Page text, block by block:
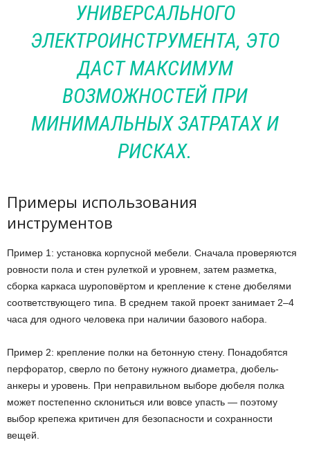
УНИВЕРСАЛЬНОГО
ЭЛЕКТРОИНСТРУМЕНТА, ЭТО
ДАСТ МАКСИМУМ
ВОЗМОЖНОСТЕЙ ПРИ
МИНИМАЛЬНЫХ ЗАТРАТАХ И
РИСКАХ.
Примеры использования
инструментов
Пример 1: установка корпусной мебели. Сначала проверяются
ровности пола и стен рулеткой и уровнем, затем разметка,
сборка каркаса шуроповёртом и крепление к стене дюбелями
соответствующего типа. В среднем такой проект занимает 2–4
часа для одного человека при наличии базового набора.
Пример 2: крепление полки на бетонную стену. Понадобятся
перфоратор, сверло по бетону нужного диаметра, дюбель-
анкеры и уровень. При неправильном выборе дюбеля полка
может постепенно склониться или вовсе упасть — поэтому
выбор крепежа критичен для безопасности и сохранности
вещей.